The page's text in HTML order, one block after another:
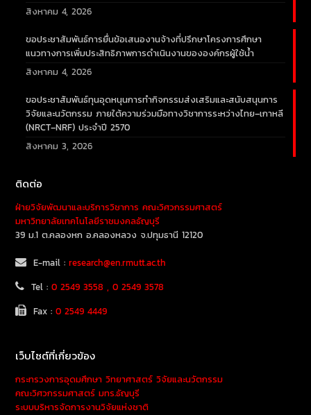
สิงหาคม 4, 2026
ขอประชาสัมพันธ์การยื่นข้อเสนองานจ้างที่ปรึกษาโครงการศึกษา
แนวทางการเพิ่มประสิทธิภาพการดำเนินงานขององค์กรผู้ใช้น้ำ
สิงหาคม 4, 2026
ขอประชาสัมพันธ์ทุนอุดหนุนการทำกิจกรรมส่งเสริมและสนับสนุนการ
วิจัยและนวัตกรรม ภายใต้ความร่วมมือทางวิชาการระหว่างไทย–เกาหลี
(NRCT–NRF) ประจำปี 2570
สิงหาคม 3, 2026
ติดต่อ
ฝ่ายวิจัยพัฒนาและบริการวิชาการ คณะวิศวกรรมศาสตร์
มหาวิทยาลัยเทคโนโลยีราชมงคลธัญบุรี
39 ม.1 ต.คลองหก อ.คลองหลวง จ.ปทุมธานี 12120
E-mail :research@en.rmutt.ac.th
Tel :0 2549 3558 , 0 2549 3578
Fax :0 2549 4449
เว็บไซต์ที่เกี่ยวข้อง
กระทรวงการอุดมศึกษา วิทยาศาสตร์ วิจัยและนวัตกรรม
คณะวิศวกรรมศาสตร์ มทร.ธัญบุรี
ระบบบริหารจัดการงานวิจัยแห่งชาติ